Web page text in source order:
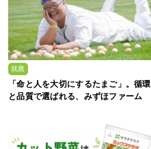
就農
「命と人を大切にするたまご」。循環
と品質で選ばれる、みずほファーム